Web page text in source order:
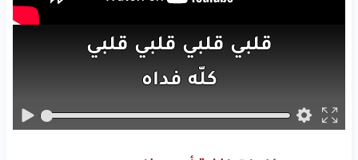
قلبي قلبي قلبي قلبي
كلّه فداه
عمريعمريعمريعمري